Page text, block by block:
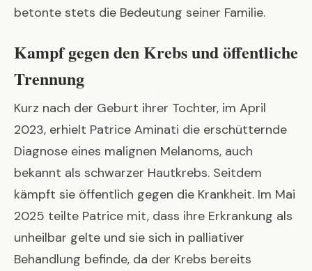
betonte stets die Bedeutung seiner Familie.
Kampf gegen den Krebs und öffentliche
Trennung
Kurz nach der Geburt ihrer Tochter, im April
2023, erhielt Patrice Aminati die erschütternde
Diagnose eines malignen Melanoms, auch
bekannt als schwarzer Hautkrebs. Seitdem
kämpft sie öffentlich gegen die Krankheit. Im Mai
2025 teilte Patrice mit, dass ihre Erkrankung als
unheilbar gelte und sie sich in palliativer
Behandlung befinde, da der Krebs bereits